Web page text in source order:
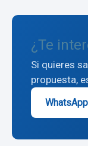
¿Te
Si quieres
propuesta,
WhatsApp